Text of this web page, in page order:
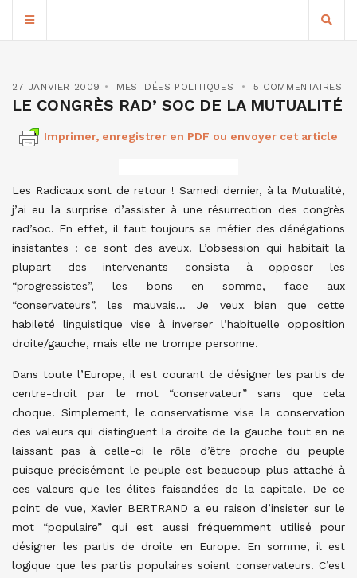
27 JANVIER 2009 MES IDÉES POLITIQUES 5 COMMENTAIRES
LE CONGRÈS RAD’ SOC DE LA MUTUALITÉ
Imprimer, enregistrer en PDF ou envoyer cet article
Les Radicaux sont de retour ! Samedi dernier, à la Mutualité,
j’ai eu la surprise d’assister à une résurrection des congrès
rad’soc. En effet, il faut toujours se méfier des dénégations
insistantes : ce sont des aveux. L’obsession qui habitait la
plupart des intervenants consista à opposer les
“progressistes”, les bons en somme, face aux
“conservateurs”, les mauvais… Je veux bien que cette
habileté linguistique vise à inverser l’habituelle opposition
droite/gauche, mais elle ne trompe personne.
Dans toute l’Europe, il est courant de désigner les partis de
centre-droit par le mot “conservateur” sans que cela
choque. Simplement, le conservatisme vise la conservation
des valeurs qui distinguent la droite de la gauche tout en ne
laissant pas à celle-ci le rôle d’être proche du peuple
puisque précisément le peuple est beaucoup plus attaché à
ces valeurs que les élites faisandées de la capitale. De ce
point de vue, Xavier BERTRAND a eu raison d’insister sur le
mot “populaire” qui est aussi fréquemment utilisé pour
désigner les partis de droite en Europe. En somme, il est
logique que les partis populaires soient conservateurs. C’est